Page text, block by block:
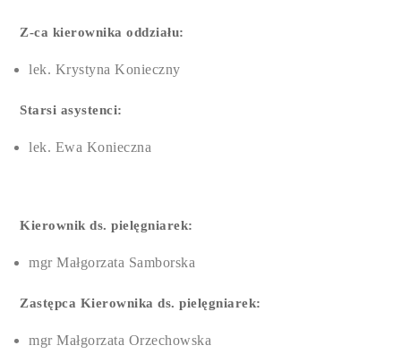
Z-ca kierownika oddziału:
lek. Krystyna Konieczny
Starsi asystenci:
lek. Ewa Konieczna
Kierownik ds. pielęgniarek:
mgr Małgorzata Samborska
Zastępca Kierownika ds. pielęgniarek:
mgr Małgorzata Orzechowska